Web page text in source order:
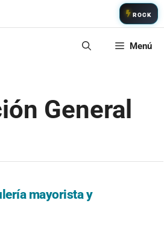
ROCK
Menú
General
mayorista y